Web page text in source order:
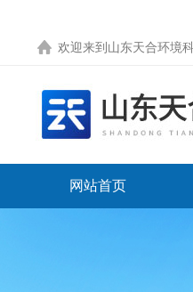
欢迎来到 山东天合环境
网站首页